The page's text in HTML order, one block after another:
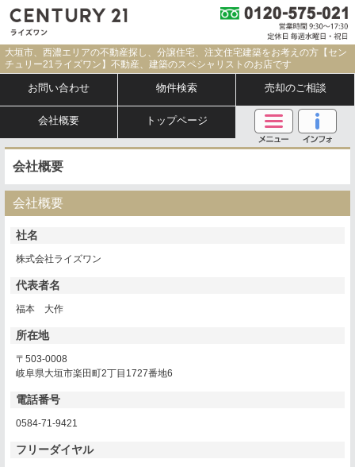
大垣市、西濃エリアの不動産探し、分譲住宅、注文住宅建築をお考えの方【セン
チュリー21ライズワン】不動産、建築のスペシャリストのお店です
お問い合わせ 物件検索 売却のご相談
会社概要 トップページ
会社概要
会社概要
社名
株式会社ライズワン
代表者名
福本 大作
所在地
〒503-0008
岐阜県大垣市楽田町2丁目1727番地6
電話番号
0584-71-9421
フリーダイヤル